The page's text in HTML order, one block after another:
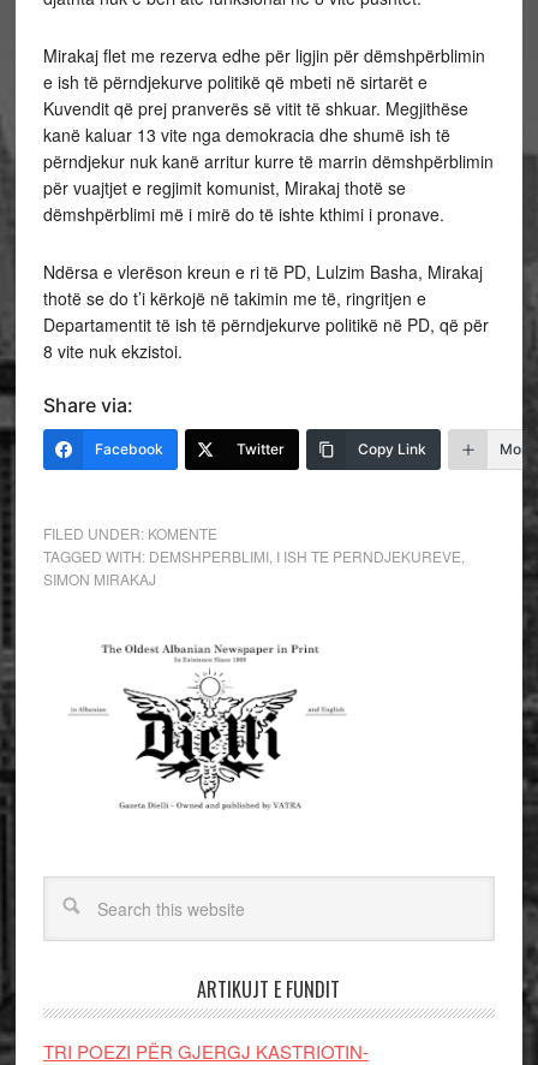
Mirakaj flet me rezerva edhe për ligjin për dëmshpërblimin
e ish të përndjekurve politikë që mbeti në sirtarët e
Kuvendit që prej pranverës së vitit të shkuar. Megjithëse
kanë kaluar 13 vite nga demokracia dhe shumë ish të
përndjekur nuk kanë arritur kurre të marrin dëmshpërblimin
për vuajtjet e regjimit komunist, Mirakaj thotë se
dëmshpërblimi më i mirë do të ishte kthimi i pronave.
Ndërsa e vlerëson kreun e ri të PD, Lulzim Basha, Mirakaj
thotë se do t’i kërkojë në takimin me të, ringritjen e
Departamentit të ish të përndjekurve politikë në PD, që për
8 vite nuk ekzistoi.
Share via:
Facebook Twitter Copy Link More
FILED UNDER: KOMENTE
TAGGED WITH: DEMSHPERBLIMI, I ISH TE PERNDJEKUREVE
SIMON MIRAKAJ
ARTIKUJT E FUNDIT
TRI POEZI PËR GJERGJ KASTRIOTIN-